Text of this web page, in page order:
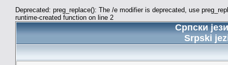
Deprecated: preg_replace(): The /e modifier is deprecated, use
runtime-created function on line 2
Српски
Srpski